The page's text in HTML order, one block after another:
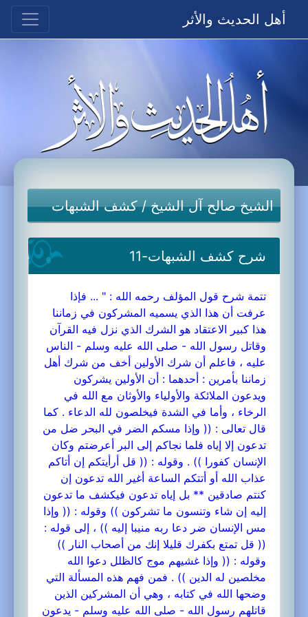
أهل الحديث والأثر
الشيخ صالح آل الشيخ/كشف الشبهات
شرح كشف الشبهات-11
تتمة شرح قول المؤلف رحمه الله : " ... فإذا
عرفت أن هذا الذي يسميه المشركون في زماننا
هذا كبير الاعتقاد هو الشرك الذي نزل فيه القرآن
وقاتل رسول الله - صلى الله عليه وسلم - الناس
عليه ، فاعلم أن شرك الأولين أخف من شرك أهل
زماننا بأمرين : أحدهما : أن الأولين يشركون
ويدعون الملائكة والأولياء والأوثان مع الله في
الرخاء ، وأما في الشدة فيخلصون لله الدعاء . كما
قال تعالى : (( وإذا مسكم الضر في البحر ضل من
تدعون إلا إياه فلما نجاكم إلى البر أعرضتم وكان
الإنسان كفورا )) . وقوله : (( قل أرأيتكم إن أتاكم
عذاب الله أو أتتكم الساعة أغير الله تدعون إن
كنتم صادقين ** بل إياه تدعون فيكشف ما تدعون
إليه إن شاء وتنسون ما تشركون )) وقوله : (( وإذا
مس الإنسان ضر دعا ربه منيبا إليه )) ، إلى قوله :
(( قل تمتع بكفرك قليلا إنك من أصحاب النار ))
وقوله : (( وإذا غشيهم موج كالظلل دعوا الله
مخلصين له الدين )) . فمن فهم هذه المسألة التي
وضحها الله في كتابه ، وهي أن المشركين الذين
قاتلهم رسول الله - صلى الله عليه وسلم - يدعون